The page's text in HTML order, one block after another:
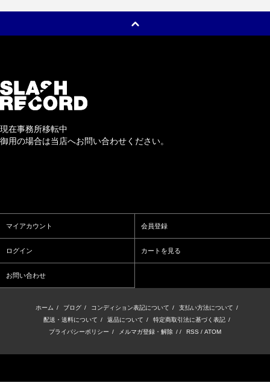
現在事務所移転中
御用の場合は当店へお問い合わせください。
マイアカウント 会員登録
ログイン カートを見る
お問い合わせ
ホーム / ブログ / コンディション表記について / 支払い方法について /
配送・送料について / 返品について / 特定商取引法に基づく表記 /
プライバシーポリシー / メルマガ登録・解除 / / RSS / ATOM